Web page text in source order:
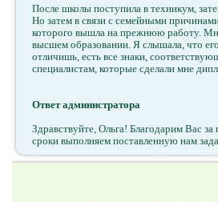
После школы поступила в техникум,
Но затем в связи с семейными
которого вышла на прежнюю работу.
высшем образовании. Я слышала, что
отличишь, есть все знаки,
специалистам, которые сделали мне
Ответ администратора
Здравствуйте, Ольга! Благодарим Вас
сроки выполняем поставленную нам